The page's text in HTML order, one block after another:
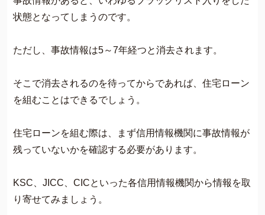
状態となってしまうのです。
ただし、事故情報は5～7年経つと消去されます。
そこで消去されるのを待ってからであれば、住宅ローン
を組むことはできるでしょう。
住宅ローンを組む際は、まず信用情報機関に事故情報が
残っていないかを確認する必要があります。
KSC、JICC、CICといった各信用情報機関から情報を取
り寄せてみましょう。